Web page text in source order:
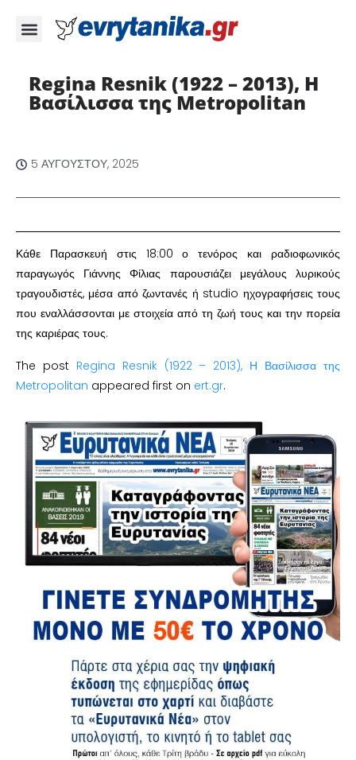
Regina Resnik (1922 – 2013), Η
Βασίλισσα της Metropolitan
5 ΑΥΓΟΎΣΤΟΥ, 2025
Κάθε Παρασκευή στις 18:00 ο τενόρος και ραδιοφωνικός
παραγωγός Γιάννης Φίλιας παρουσιάζει μεγάλους λυρικούς
τραγουδιστές, μέσα από ζωντανές ή studio ηχογραφήσεις τους
που εναλλάσσονται με στοιχεία από τη ζωή τους και την πορεία
της καριέρας τους.
The post Regina Resnik (1922 – 2013), Η Βασίλισσα της
Metropolitan appeared first on ert.gr.